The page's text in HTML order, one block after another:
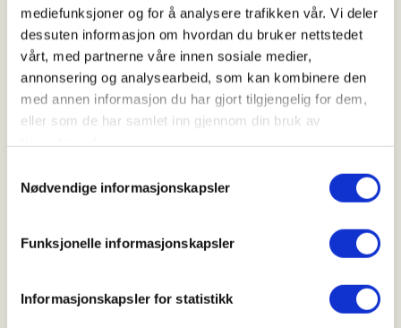
mediefunksjoner og for å analysere trafikken vår. Vi deler
dessuten informasjon om hvordan du bruker nettstedet
vårt, med partnerne våre innen sosiale medier,
annonsering og analysearbeid, som kan kombinere den
med annen informasjon du har gjort tilgjengelig for dem,
eller som de har samlet inn gjennom din bruk av
Nødvendige informasjonskapsler
Funksjonelle informasjonskapsler
Informasjonskapsler for statistikk
Tid
10. Aug 2026 - 15. Aug 2026
Kl. 07.00 - 16.00
Andebu JFF
https://41220136